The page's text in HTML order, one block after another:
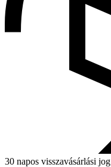
30 napos visszavásárlási jog